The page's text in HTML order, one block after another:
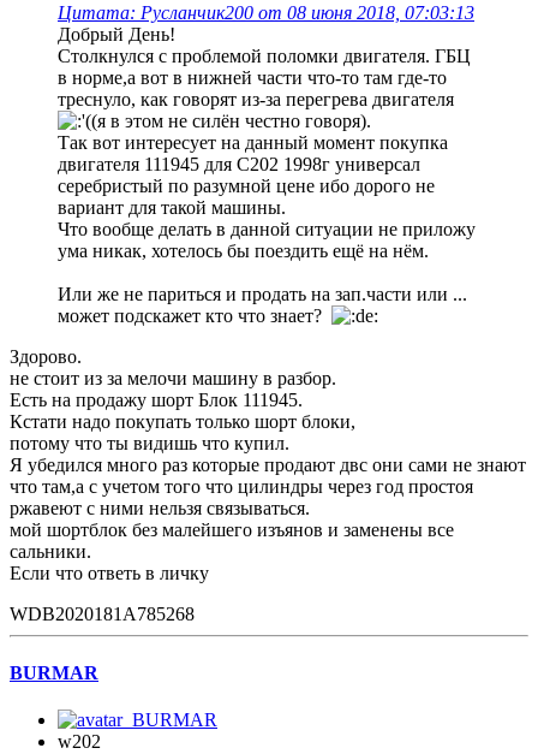
Цитата: Русланчик200 от 08 июня 2018, 07:03:13
Добрый День!
Столкнулся с проблемой поломки двигателя. ГБЦ
в норме,а вот в нижней части что-то там где-то
треснуло, как говорят из-за перегрева двигателя
(я в этом не силён честно говоря).
Так вот интересует на данный момент покупка
двигателя 111945 для С202 1998г универсал
серебристый по разумной цене ибо дорого не
вариант для такой машины.
Что вообще делать в данной ситуации не приложу
ума никак, хотелось бы поездить ещё на нём.
Или же не париться и продать на зап.части или ...
может подскажет кто что знает?
Здорово.
не стоит из за мелочи машину в разбор.
Есть на продажу шорт Блок 111945.
Кстати надо покупать только шорт блоки,
потому что ты видишь что купил.
Я убедился много раз которые продают двс они сами не знают
что там,а с учетом того что цилиндры через год простоя
ржавеют с ними нельзя связываться.
мой шортблок без малейшего изъянов и заменены все
сальники.
Если что ответь в личку
WDB2020181A785268
BURMAR
w202